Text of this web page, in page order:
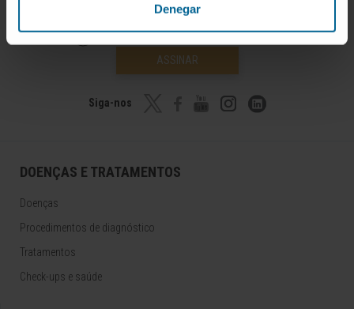
Denegar
Inscrever-se no nosso boletim
ASSINAR
Siga-nos
DOENÇAS E TRATAMENTOS
Doenças
Procedimentos de diagnóstico
Tratamentos
Check-ups e saúde